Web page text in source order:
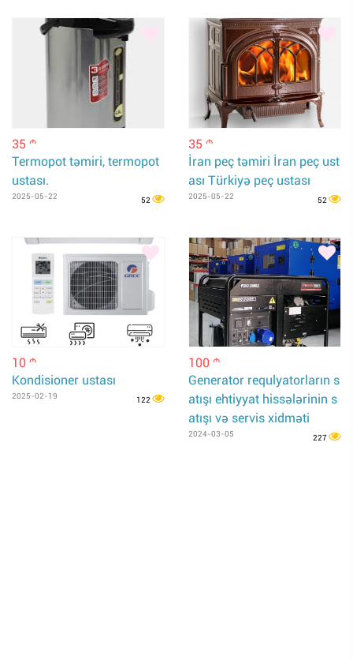
35 m
Termopot təmiri, termopot
ustası.
2025-05-22 52
35 m
İran peç təmiri İran peç ust
ası Türkiyə peç ustası
2025-05-22 52
10 m
Kondisioner ustası
2025-02-19 122
100 m
Generator requlyatorların s
atışı ehtiyyat hissələrinin s
atışı və servis xidməti
2024-03-05 227